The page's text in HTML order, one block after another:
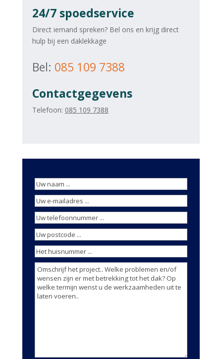
24/7 spoedservice
Direct iemand spreken? Bel ons en krijg direct
hulp bij een daklekkage
Bel: 085 109 7388
Contactgegevens
Telefoon: 085 109 7388
Uw
naam(Vereist)
Uw
e-
mailadres(Vereist)
Uw
telefoonnummer(Vereist)
Uw
postcode(Vereist)
Het
huisnummer
...
(Vereist)
Omschrijving
werkzaamheden(Vereist)